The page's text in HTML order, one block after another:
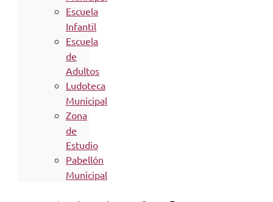
Escuela
Infantil
Escuela
de
Adultos
Ludoteca
Municipal
Zona
de
Estudio
Pabellón
Municipal